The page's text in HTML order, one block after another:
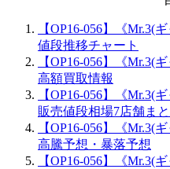
【OP16-056】《Mr.3(
値段推移チャート
【OP16-056】《Mr.3(
高額買取情報
【OP16-056】《Mr.3(
販売値段相場7店舗ま
【OP16-056】《Mr.3(
高騰予想・暴落予想
【OP16-056】《Mr.3(